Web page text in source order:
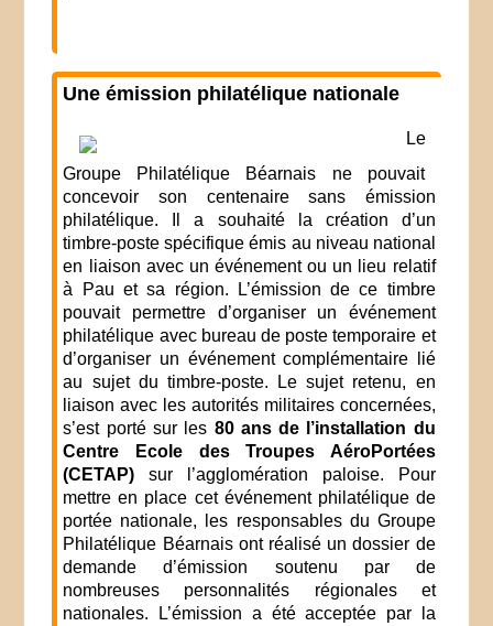
Une émission philatélique nationale
Le
Groupe Philatélique Béarnais ne pouvait
concevoir son centenaire sans émission
philatélique. Il a souhaité la création d’un
timbre-poste spécifique émis au niveau national
en liaison avec un événement ou un lieu relatif
à Pau et sa région. L’émission de ce timbre
pouvait permettre d’organiser un événement
philatélique avec bureau de poste temporaire et
d’organiser un événement complémentaire lié
au sujet du timbre-poste. Le sujet retenu, en
liaison avec les autorités militaires concernées,
s’est porté sur les 80 ans de l’installation du
Centre Ecole des Troupes AéroPortées
(CETAP)sur l’agglomération paloise. Pour
mettre en place cet événement philatélique de
portée nationale, les responsables du Groupe
Philatélique Béarnais ont réalisé un dossier de
demande d’émission soutenu par de
nombreuses personnalités régionales et
nationales. L’émission a été acceptée par la